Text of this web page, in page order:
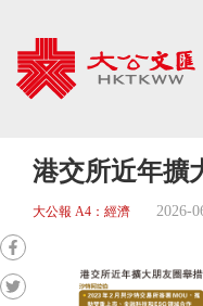
港交所近年擴
大公報 A4：經濟 2026-